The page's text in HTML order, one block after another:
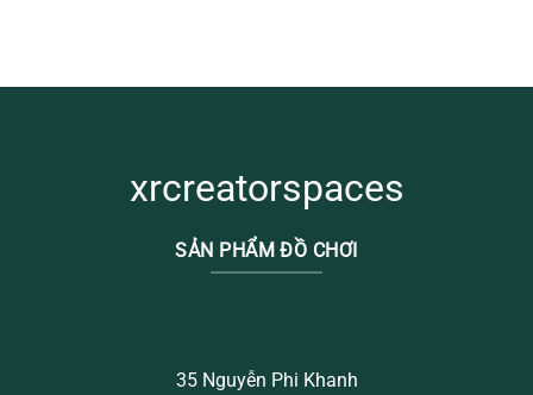
xrcreatorspaces
SẢN PHẨM ĐỒ CHƠI
35 Nguyễn Phi Khanh